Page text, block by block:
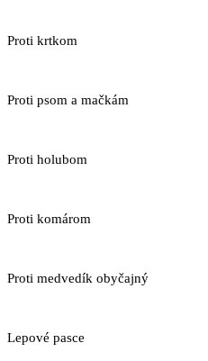
Proti krtkom
Proti psom a mačkám
Proti holubom
Proti komárom
Proti medvedík obyčajný
Lepové pasce